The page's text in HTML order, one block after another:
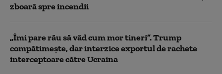
zboară spre incendii
„Îmi pare rău să văd cum mor tineri”. Trump
compătimește, dar interzice exportul de rachete
interceptoare către Ucraina